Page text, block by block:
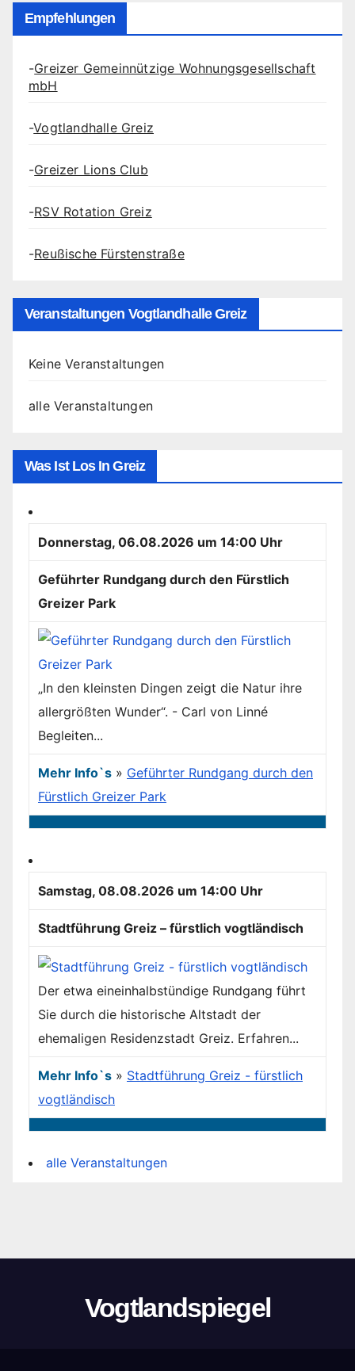
Empfehlungen
-Greizer Gemeinnützige Wohnungsgesellschaft
mbH
-Vogtlandhalle Greiz
-Greizer Lions Club
-RSV Rotation Greiz
-Reußische Fürstenstraße
Veranstaltungen Vogtlandhalle Greiz
Keine Veranstaltungen
alle Veranstaltungen
Was Ist Los In Greiz
Donnerstag, 06.08.2026 um 14:00 Uhr
Geführter Rundgang durch den Fürstlich
Greizer Park
„In den kleinsten Dingen zeigt die Natur ihre
allergrößten Wunder“. - Carl von Linné
Begleiten...
Mehr Info`s » Geführter Rundgang durch den
Fürstlich Greizer Park
Samstag, 08.08.2026 um 14:00 Uhr
Stadtführung Greiz – fürstlich vogtländisch
Der etwa eineinhalbstündige Rundgang führt
Sie durch die historische Altstadt der
ehemaligen Residenzstadt Greiz. Erfahren...
Mehr Info`s » Stadtführung Greiz - fürstlich
vogtländisch
alle Veranstaltungen
Vogtlandspiegel